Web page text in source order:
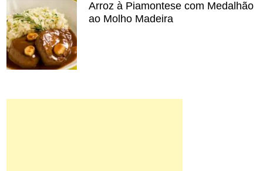
Arroz à Piamontese com Medalhão
ao Molho Madeira